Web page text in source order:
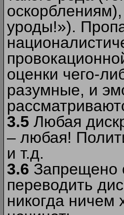
уроды!»).
оценки чего-
разумные, и
3.5 Любая
– любая!
и т.д.
3.6 Запрещено
переводить
никогда